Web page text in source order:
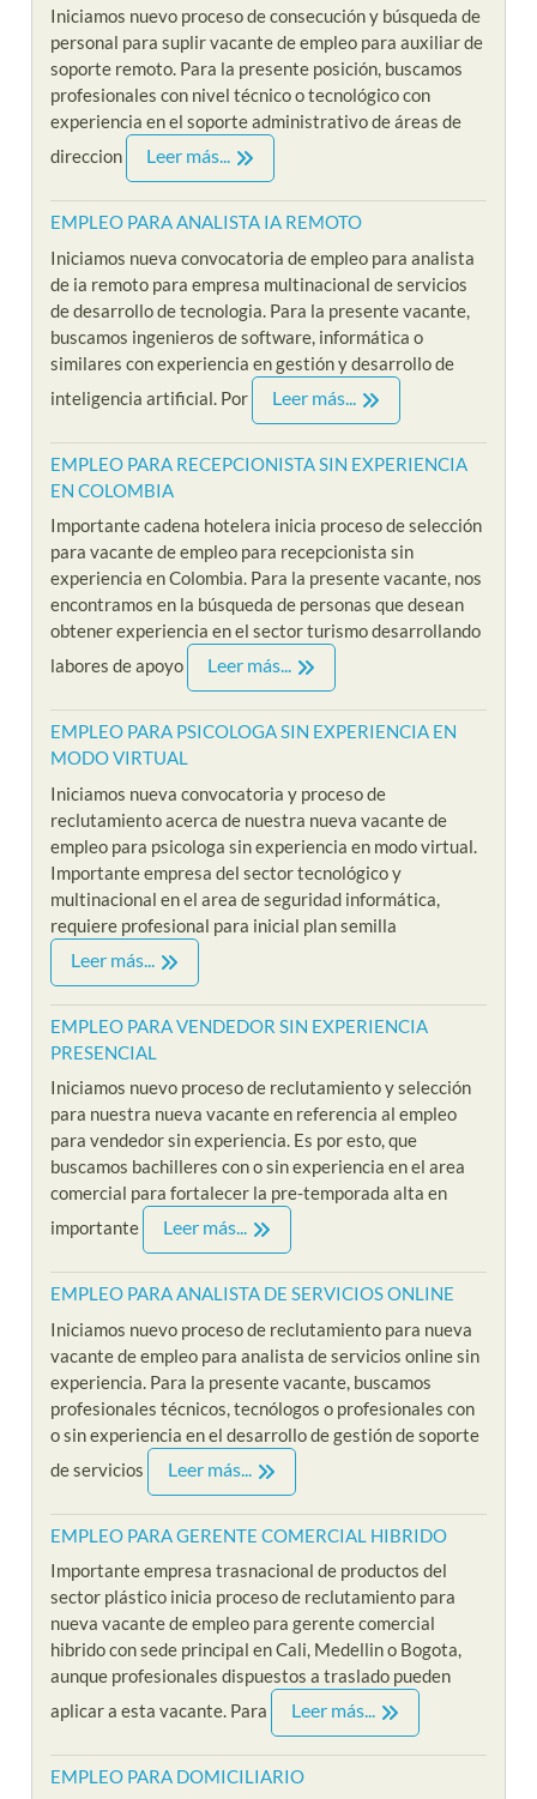
Iniciamos nuevo proceso de consecución y búsqueda de
personal para suplir vacante de empleo para auxiliar de
soporte remoto. Para la presente posición, buscamos
profesionales con nivel técnico o tecnológico con
experiencia en el soporte administrativo de áreas de
direccion
Leer más...
EMPLEO PARA ANALISTA IA REMOTO
Iniciamos nueva convocatoria de empleo para analista
de ia remoto para empresa multinacional de servicios
de desarrollo de tecnologia. Para la presente vacante,
buscamos ingenieros de software, informática o
similares con experiencia en gestión y desarrollo de
inteligencia artificial. Por
Leer más...
EMPLEO PARA RECEPCIONISTA SIN EXPERIENCIA
EN COLOMBIA
Importante cadena hotelera inicia proceso de selección
para vacante de empleo para recepcionista sin
experiencia en Colombia. Para la presente vacante, nos
encontramos en la búsqueda de personas que desean
obtener experiencia en el sector turismo desarrollando
labores de apoyo
Leer más...
EMPLEO PARA PSICOLOGA SIN EXPERIENCIA EN
MODO VIRTUAL
Iniciamos nueva convocatoria y proceso de
reclutamiento acerca de nuestra nueva vacante de
empleo para psicologa sin experiencia en modo virtual.
Importante empresa del sector tecnológico y
multinacional en el area de seguridad informática,
requiere profesional para inicial plan semilla
Leer más...
EMPLEO PARA VENDEDOR SIN EXPERIENCIA
PRESENCIAL
Iniciamos nuevo proceso de reclutamiento y selección
para nuestra nueva vacante en referencia al empleo
para vendedor sin experiencia. Es por esto, que
buscamos bachilleres con o sin experiencia en el area
comercial para fortalecer la pre-temporada alta en
importante
Leer más...
EMPLEO PARA ANALISTA DE SERVICIOS ONLINE
Iniciamos nuevo proceso de reclutamiento para nueva
vacante de empleo para analista de servicios online sin
experiencia. Para la presente vacante, buscamos
profesionales técnicos, tecnólogos o profesionales con
o sin experiencia en el desarrollo de gestión de soporte
de servicios
Leer más...
EMPLEO PARA GERENTE COMERCIAL HIBRIDO
Importante empresa trasnacional de productos del
sector plástico inicia proceso de reclutamiento para
nueva vacante de empleo para gerente comercial
hibrido con sede principal en Cali, Medellin o Bogota,
aunque profesionales dispuestos a traslado pueden
aplicar a esta vacante. Para
Leer más...
EMPLEO PARA DOMICILIARIO